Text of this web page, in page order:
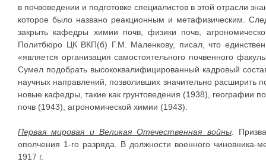
в почвоведении и подготовке специалистов в этой отрасли
которое было названо реакционным и метафизическим.
закрыть кафедры химии почв, физики почв,
Политбюро ЦК ВКП(б) Г.М. Маленкову, писал, что
«является организация самостоятельного почвенного
Сумел подобрать высококвалифицированный кадровый
научных направлений, позволивших значительно расширить
новые кафедры, такие как грунтоведения (1938), географии
почв (1943), агрономической химии (1943).
Первая мировая и Великая Отечественная войны.
ополчения 1-го разряда. В должности военного чиновника-
1917 г.